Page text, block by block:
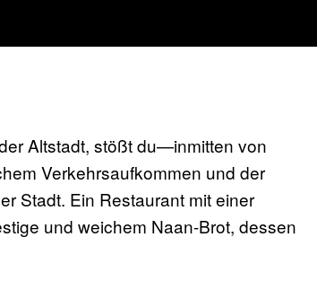
Altstadt, stößt du—inmitten von
Verkehrsaufkommen und der
Stadt. Ein Restaurant mit einer
und weichem Naan-Brot, dessen